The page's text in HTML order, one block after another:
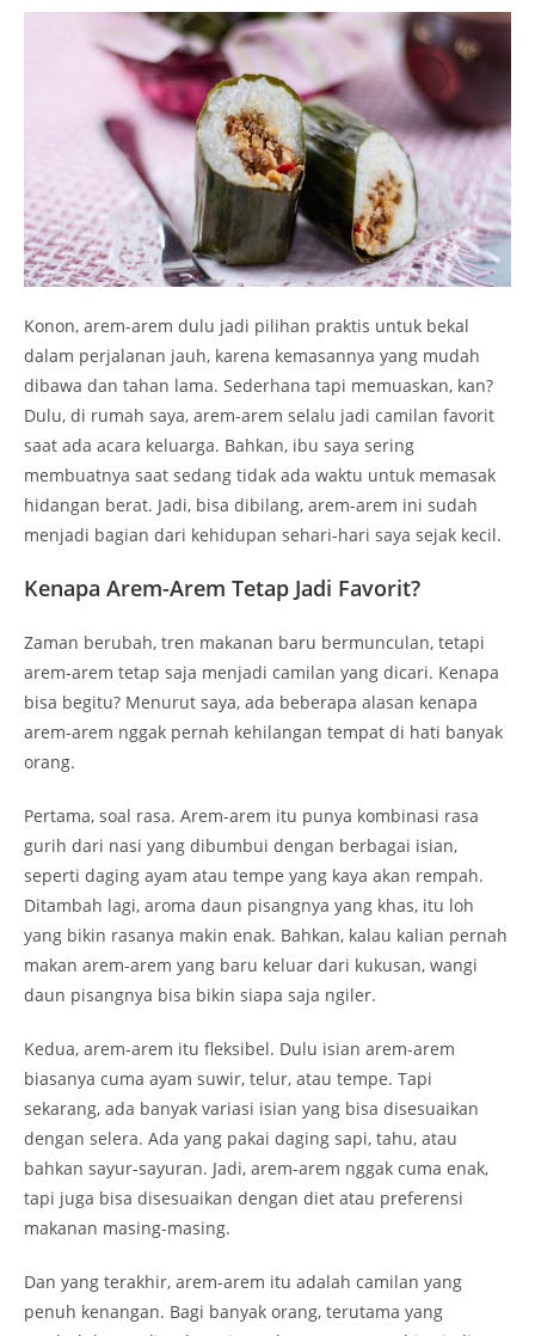
Konon, arem-arem dulu jadi pilihan praktis untuk bekal
dalam perjalanan jauh, karena kemasannya yang mudah
dibawa dan tahan lama. Sederhana tapi memuaskan, kan?
Dulu, di rumah saya, arem-arem selalu jadi camilan favorit
saat ada acara keluarga. Bahkan, ibu saya sering
membuatnya saat sedang tidak ada waktu untuk memasak
hidangan berat. Jadi, bisa dibilang, arem-arem ini sudah
menjadi bagian dari kehidupan sehari-hari saya sejak kecil.
Kenapa Arem-Arem Tetap Jadi Favorit?
Zaman berubah, tren makanan baru bermunculan, tetapi
arem-arem tetap saja menjadi camilan yang dicari. Kenapa
bisa begitu? Menurut saya, ada beberapa alasan kenapa
arem-arem nggak pernah kehilangan tempat di hati banyak
orang.
Pertama, soal rasa. Arem-arem itu punya kombinasi rasa
gurih dari nasi yang dibumbui dengan berbagai isian,
seperti daging ayam atau tempe yang kaya akan rempah.
Ditambah lagi, aroma daun pisangnya yang khas, itu loh
yang bikin rasanya makin enak. Bahkan, kalau kalian pernah
makan arem-arem yang baru keluar dari kukusan, wangi
daun pisangnya bisa bikin siapa saja ngiler.
Kedua, arem-arem itu fleksibel. Dulu isian arem-arem
biasanya cuma ayam suwir, telur, atau tempe. Tapi
sekarang, ada banyak variasi isian yang bisa disesuaikan
dengan selera. Ada yang pakai daging sapi, tahu, atau
bahkan sayur-sayuran. Jadi, arem-arem nggak cuma enak,
tapi juga bisa disesuaikan dengan diet atau preferensi
makanan masing-masing.
Dan yang terakhir, arem-arem itu adalah camilan yang
penuh kenangan. Bagi banyak orang, terutama yang